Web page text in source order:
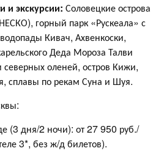
и экскурсии: Соловецкие острова
горный парк «Рускеала» с
Кивач, Ахвенкоски,
Деда Мороза Талви
северных оленей, остров Кижи,
сплавы по рекам Суна и Шуя.
(3 дня/2 ночи): от 27 950 руб./
3*, без ж/д билетов).